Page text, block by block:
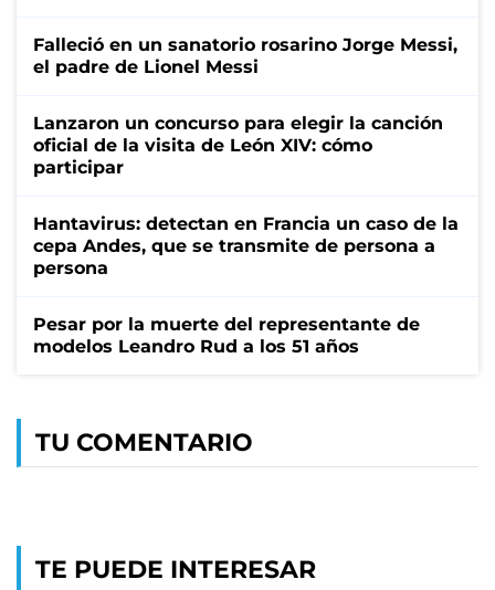
Falleció en un sanatorio rosarino Jorge Messi,
el padre de Lionel Messi
Lanzaron un concurso para elegir la canción
oficial de la visita de León XIV: cómo
participar
Hantavirus: detectan en Francia un caso de la
cepa Andes, que se transmite de persona a
persona
Pesar por la muerte del representante de
modelos Leandro Rud a los 51 años
TU COMENTARIO
TE PUEDE INTERESAR